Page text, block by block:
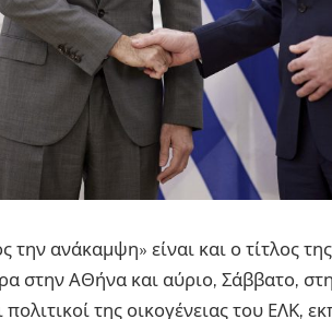
ανάκαμψη» είναι και ο τίτλος
στην ΑΘήνα και αύριο, Σάββατο,
της οικογένειας του ΕΛΚ,